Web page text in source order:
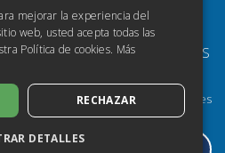
NUESTROS RECURSOS
Torrossa para Instituciones
Torrossa Open
Library Services
ENGLISH
GERMAN
mejorar la experiencia del
web, usted acepta todas las
Política de cookies. Más
RECHAZAR
DETALLES